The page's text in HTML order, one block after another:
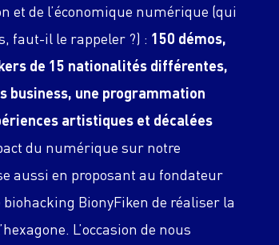
et de l’économique numérique (qui
faut-il le rappeler ?) : 150 démos,
de 15 nationalités différentes,
business, une programmation
artistiques et décalées
du numérique sur notre
aussi en proposant au fondateur
biohacking BionyFiken de réaliser la
L’occasion de nous